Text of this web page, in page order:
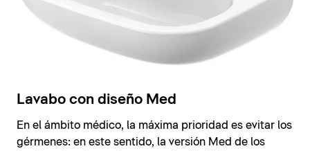
Lavabo con diseño Med
En el ámbito médico, la máxima prioridad es evitar los
gérmenes: en este sentido, la versión Med de los